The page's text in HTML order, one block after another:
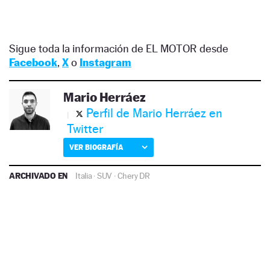
Sigue toda la información de EL MOTOR desde
Facebook, Xo Instagram
Mario Herráez
Perfil de Mario Herráez en
Twitter
VER BIOGRAFÍA
ARCHIVADO EN Italia·SUV ·Chery DR